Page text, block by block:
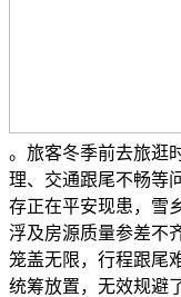
。旅客冬季前去旅逛
理、交通跟尾不畅等
存正在平安现患，雪
浮及房源质量参差不
笼盖无限，行程跟尾
统筹放置，无效规避